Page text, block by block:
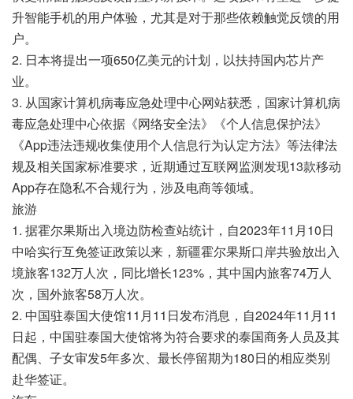
升智能手机的用户体验，尤其是对于那些依赖触觉反馈的用
户。
2. 日本将提出一项650亿美元的计划，以扶持国内芯片产
业。
3. 从国家计算机病毒应急处理中心网站获悉，国家计算机病
毒应急处理中心依据《网络安全法》《个人信息保护法》
《App违法违规收集使用个人信息行为认定方法》等法律法
规及相关国家标准要求，近期通过互联网监测发现13款移动
App存在隐私不合规行为，涉及电商等领域。
旅游
1. 据霍尔果斯出入境边防检查站统计，自2023年11月10日
中哈实行互免签证政策以来，新疆霍尔果斯口岸共验放出入
境旅客132万人次，同比增长123%，其中国内旅客74万人
次，国外旅客58万人次。
2. 中国驻泰国大使馆11月11日发布消息，自2024年11月11
日起，中国驻泰国大使馆将为符合要求的泰国商务人员及其
配偶、子女审发5年多次、最长停留期为180日的相应类别
赴华签证。